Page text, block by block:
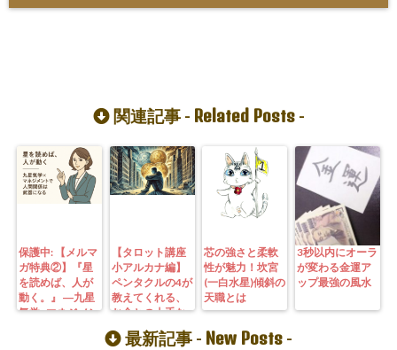
関連記事 - Related Posts-
保護中: 【メルマ
ガ特典②】『星
を読めば、人が
動く。』 ―九星
気学×マネジメン
【タロット講座
小アルカナ編】
ペンタクルの4が
教えてくれる、
お金との上手な
付き合い方
芯の強さと柔軟
性が魅力！坎宮
(一白水星)傾斜の
天職とは
3秒以内にオーラ
が変わる金運ア
ップ最強の風水
最新記事 - New Posts -